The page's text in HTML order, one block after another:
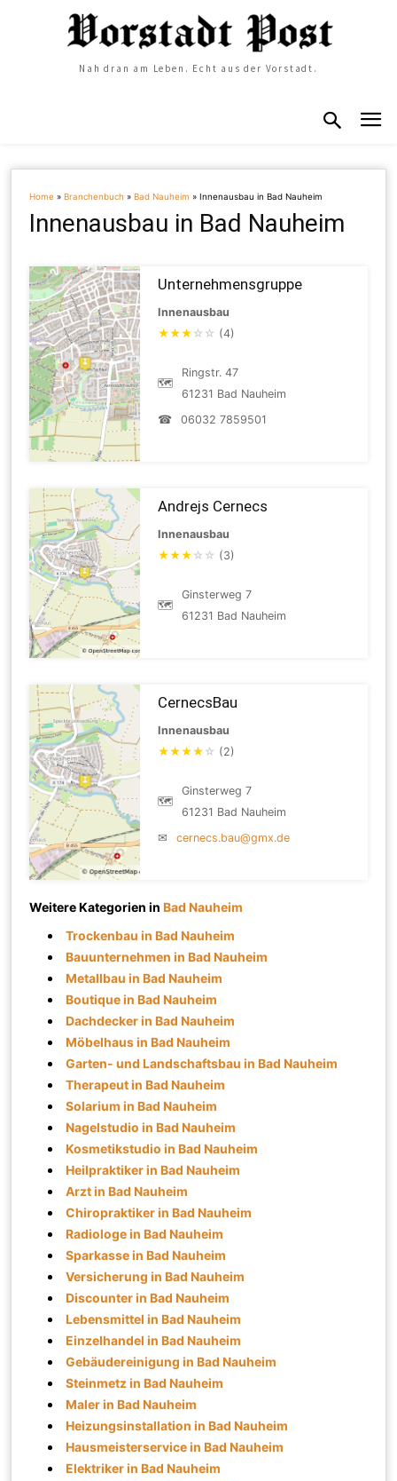
Nah dran am Leben. Echt aus der Vorstadt.
Home »Branchenbuch »Bad Nauheim »Innenausbau in Bad Nauheim
Innenausbau in Bad Nauheim
Unternehmensgruppe
Innenausbau
★★★ ☆ ☆ (4)
🗺
Ringstr. 47
61231 Bad Nauheim
☎
06032 7859501
Andrejs Cernecs
Innenausbau
★★★ ☆ ☆ (3)
🗺
Ginsterweg 7
61231 Bad Nauheim
CernecsBau
Innenausbau
★★★★ ☆ (2)
🗺
Ginsterweg 7
61231 Bad Nauheim
✉
cernecs.bau@gmx.de
Weitere Kategorien inBad Nauheim
Trockenbau in Bad Nauheim
Bauunternehmen in Bad Nauheim
Metallbau in Bad Nauheim
Boutique in Bad Nauheim
Dachdecker in Bad Nauheim
Möbelhaus in Bad Nauheim
Garten- und Landschaftsbau in Bad Nauheim
Therapeut in Bad Nauheim
Solarium in Bad Nauheim
Nagelstudio in Bad Nauheim
Kosmetikstudio in Bad Nauheim
Heilpraktiker in Bad Nauheim
Arzt in Bad Nauheim
Chiropraktiker in Bad Nauheim
Radiologe in Bad Nauheim
Sparkasse in Bad Nauheim
Versicherung in Bad Nauheim
Discounter in Bad Nauheim
Lebensmittel in Bad Nauheim
Einzelhandel in Bad Nauheim
Gebäudereinigung in Bad Nauheim
Steinmetz in Bad Nauheim
Maler in Bad Nauheim
Heizungsinstallation in Bad Nauheim
Hausmeisterservice in Bad Nauheim
Elektriker in Bad Nauheim